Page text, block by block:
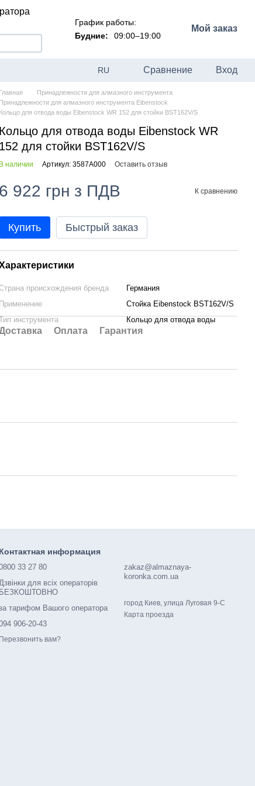
График работы:
Будние:
09:00–19:00
Мой заказ
RU Сравнение Вход
Главная
Принадлежности для алмазного инструмента
Принадлежности для алмазного инструмента Eibenstock
Кольцо для отвода воды Eibenstock WR 152 для стойки BST162V/S
Кольцо для отвода воды Eibenstock WR
152 для стойки BST162V/S
В наличии Артикул: 3587A000 Оставить отзыв
6 922 грн з ПДВ К сравнению
Купить Быстрый заказ
происхождения бренда
Германия
Применение
Стойка Eibenstock BST162V/S
инструмента
Кольцо для отвода воды
Оплата Гарантия
Контактная информация
33 27 80
для всіх операторів
БЕЗКОШТОВНО
тарифом Вашого оператора
906-20-43
Перезвонить вам?
zakaz@almaznaya-
koronka.com.ua
город Киев, улица Луговая 9-С
Карта проезда